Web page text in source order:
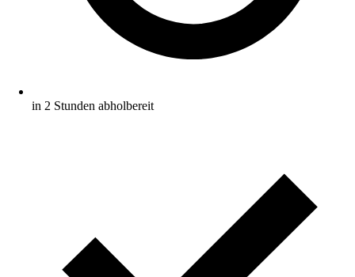
in 2 Stunden abholbereit